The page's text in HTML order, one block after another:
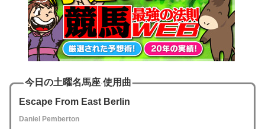
今日の土曜名馬座 使用曲
Escape From East Berlin
Daniel Pemberton